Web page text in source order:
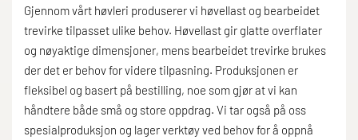
Gjennom vårt høvleri produserer vi høvellast og bearbeidet
trevirke tilpasset ulike behov. Høvellast gir glatte overflater
og nøyaktige dimensjoner, mens bearbeidet trevirke brukes
der det er behov for videre tilpasning. Produksjonen er
fleksibel og basert på bestilling, noe som gjør at vi kan
håndtere både små og store oppdrag. Vi tar også på oss
spesialproduksjon og lager verktøy ved behov for å oppnå